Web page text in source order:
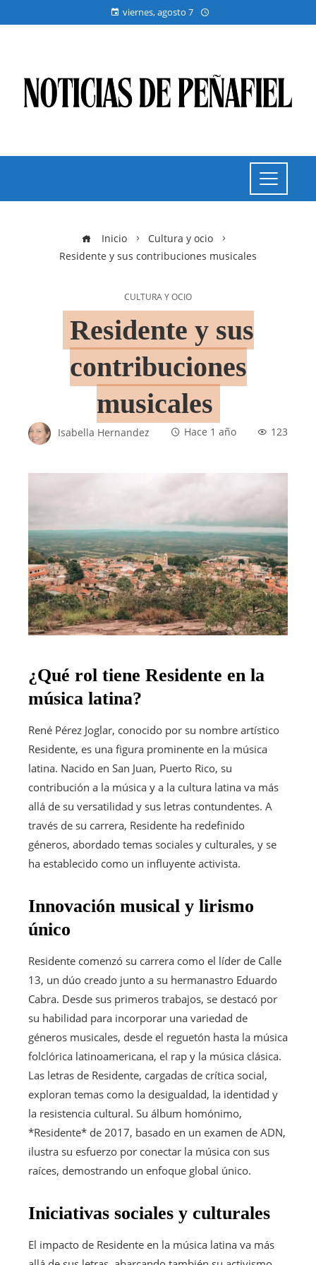
viernes, agosto 7
Inicio
Cultura y ocio
Residente y sus contribuciones musicales
CULTURA Y OCIO
Residente y sus
contribuciones
musicales
Isabella Hernandez Hace 1 año 123
¿Qué rol tiene Residente en la
música latina?
René Pérez Joglar, conocido por su nombre artístico
Residente, es una figura prominente en la música
latina. Nacido en San Juan, Puerto Rico, su
contribución a la música y a la cultura latina va más
allá de su versatilidad y sus letras contundentes. A
través de su carrera, Residente ha redefinido
géneros, abordado temas sociales y culturales, y se
ha establecido como un influyente activista.
Innovación musical y lirismo
único
Residente comenzó su carrera como el líder de Calle
13, un dúo creado junto a su hermanastro Eduardo
Cabra. Desde sus primeros trabajos, se destacó por
su habilidad para incorporar una variedad de
géneros musicales, desde el reguetón hasta la música
folclórica latinoamericana, el rap y la música clásica.
Las letras de Residente, cargadas de crítica social,
exploran temas como la desigualdad, la identidad y
la resistencia cultural. Su álbum homónimo,
*Residente* de 2017, basado en un examen de ADN,
ilustra su esfuerzo por conectar la música con sus
raíces, demostrando un enfoque global único.
Iniciativas sociales y culturales
El impacto de Residente en la música latina va más